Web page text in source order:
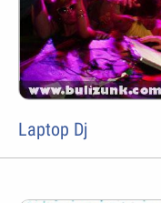
Laptop Dj